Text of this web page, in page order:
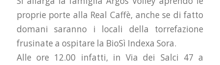
proprie porte alla Real Caffè, anche se di fatto
domani saranno i locali della torrefazione
frusinate a ospitare la BioSì Indexa Sora.
Alle ore 12.00 infatti, in Via dei Salci 47 a